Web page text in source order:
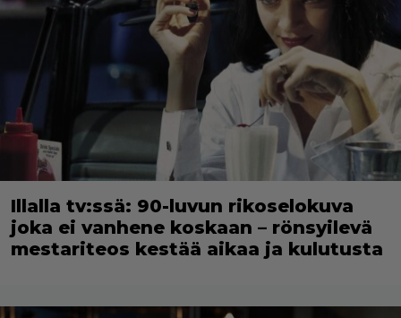
Illalla tv:ssä: 90-luvun rikoselokuva
joka ei vanhene koskaan – rönsyilevä
mestariteos kestää aikaa ja kulutusta